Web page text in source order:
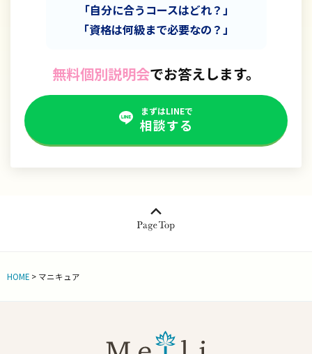
「自分に合うコースはどれ？」
「資格は何級まで必要なの？」
無料個別説明会でお答えします。
まずはLINEで
相談する
HOME > マニキュア